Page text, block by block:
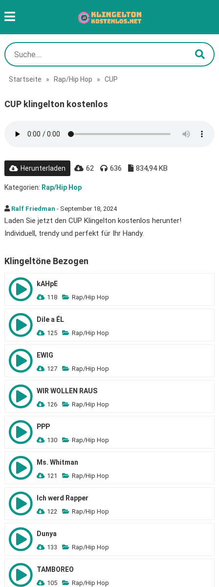
Startseite » Rap/Hip Hop » CUP
CUP klingelton kostenlos
Herunterladen 62 636 834,94 KB
Kategorien: Rap/Hip Hop
Ralf Friedman - September 18, 2024
Laden Sie jetzt den CUP Klingelton kostenlos herunter!
Individuell, trendy und perfekt für Ihr Handy.
Klingeltöne Bezogen
kAHpE
118 Rap/Hip Hop
Dile a ÉL
125 Rap/Hip Hop
EWIG
127 Rap/Hip Hop
WIR WOLLEN RAUS
126 Rap/Hip Hop
PPP
130 Rap/Hip Hop
Ms. Whitman
121 Rap/Hip Hop
Ich werd Rapper
122 Rap/Hip Hop
Dunya
133 Rap/Hip Hop
TAMBOREO
105 Rap/Hip Hop